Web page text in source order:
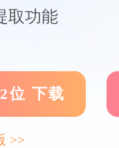
取功能
位 下载
>>